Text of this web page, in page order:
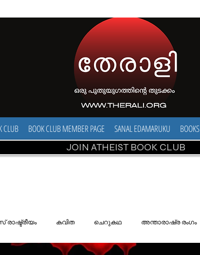
CLUB BOOK CLUB MEMBER PAGE SANAL EDAMARUKU BOOKS
JOIN ATHEIST BOOK CLUB
രാഷ്ട്രീയം കവിത ചെറുകഥ അന്താരാഷ്ര രംഗം